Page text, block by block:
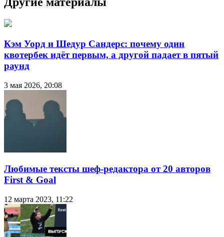
Кэм Уорд и Шедур Сандерс: почему один
квотербек идёт первым, а другой падает в пятый
раунд
3 мая 2026, 20:08
Любимые тексты шеф-редактора от 20 авторов
First & Goal
12 марта 2023, 11:22